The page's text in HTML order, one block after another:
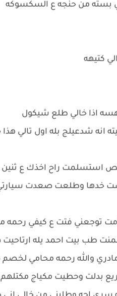
بسته من حنجه ع السكسوكه
كتيهه
اذا خالي طلع شيكول
انه شدعيلج بله اول تالي
استسلمت راح اخذك ع
بست خدها وطلعت صعدت
توجعني فتت ع كيفي
طب بيت احمد يله
والله رحمه محامي لخصم
بدلت وحطيت مكياج